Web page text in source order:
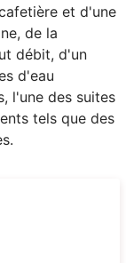
et d'une
de la
débit, d'un
d'eau
l'une des suites
tels que des